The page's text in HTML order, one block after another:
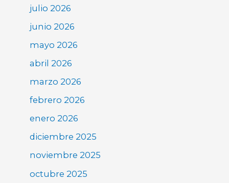
julio 2026
junio 2026
mayo 2026
abril 2026
marzo 2026
febrero 2026
enero 2026
diciembre 2025
noviembre 2025
octubre 2025